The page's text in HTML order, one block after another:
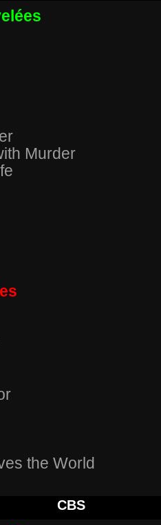
Murder
the World
CBS